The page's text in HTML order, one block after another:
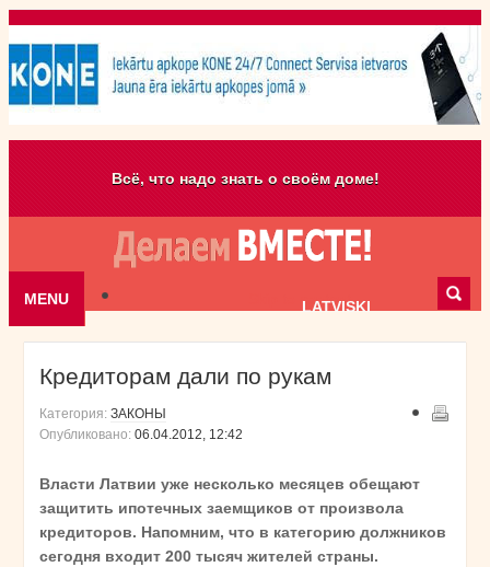
Всё, что надо знать о своём доме!
MENU LATVISKI
Skip to content
Кредиторам дали по рукам
Категория: ЗАКОНЫ
Опубликовано: 06.04.2012, 12:42
Власти Латвии уже несколько месяцев обещают
защитить ипотечных заемщиков от произвола
кредиторов. Напомним, что в категорию должников
сегодня входит 200 тысяч жителей страны.